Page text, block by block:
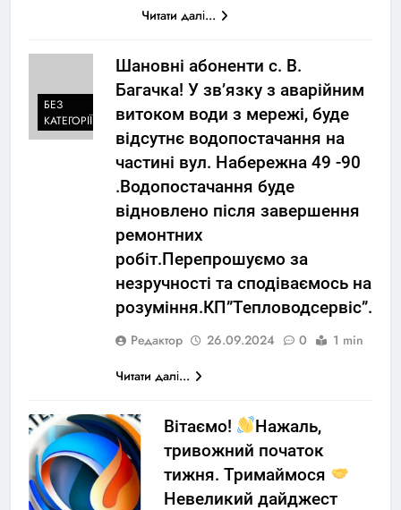
Читати далі...
БЕЗ
КАТЕГОРІЇ
Шановні абоненти с. В.
Багачка! У зв’язку з аварійним
витоком води з мережі, буде
відсутнє водопостачання на
частині вул. Набережна 49 -90
.Водопостачання буде
відновлено після завершення
ремонтних
робіт.Перепрошуємо за
незручності та сподіваємось на
розуміння.КП”Тепловодсервіс”.
Редактор 26.09.2024 0
1 min
Читати далі...
Вітаємо!
Нажаль,
тривожний початок
тижня. Тримаймося
Невеликий дайджест